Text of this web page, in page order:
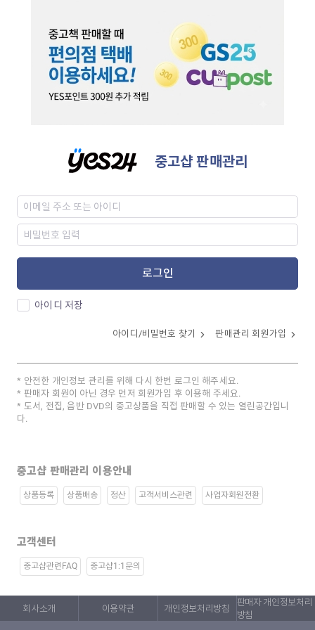
중고샵 판매관리
로그인
아이디 저장
아이디/비밀번호 찾기 판매관리 회원가입
안전한 개인정보 관리를 위해 다시 한번 로그인 해주세요.
판매자 회원이 아닌 경우 먼저 회원가입 후 이용해 주세요.
도서, 전집, 음반 DVD의 중고상품을 직접 판매할 수 있는 열린공간입니
다.
중고샵 판매관리 이용안내
상품등록 상품배송 정산 고객서비스관련 사업자회원전환
고객센터
중고샵관련FAQ 중고샵1:1문의
회사소개 이용약관 개인정보처리방침
판매자 개인정보처리
방침